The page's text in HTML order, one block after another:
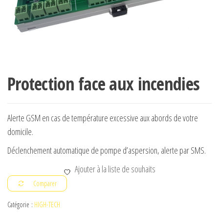
Protection face aux incendies
Alerte GSM en cas de température excessive aux abords de votre
domicile.
Déclenchement automatique de pompe d’aspersion, alerte par SMS.
Ajouter à la liste de souhaits
Comparer
Catégorie : HIGH-TECH